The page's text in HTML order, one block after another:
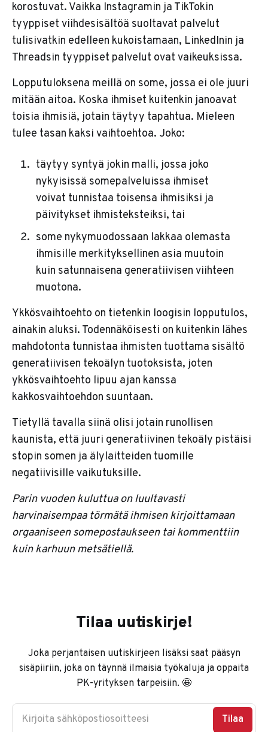
korostuvat. Vaikka Instagramin ja TikTokin
tyyppiset viihdesisältöä suoltavat palvelut
tulisivatkin edelleen kukoistamaan, LinkedInin ja
Threadsin tyyppiset palvelut ovat vaikeuksissa.
Lopputuloksena meillä on some, jossa ei ole juuri
mitään aitoa. Koska ihmiset kuitenkin janoavat
toisia ihmisiä, jotain täytyy tapahtua. Mieleen
tulee tasan kaksi vaihtoehtoa. Joko:
täytyy syntyä jokin malli, jossa joko
nykyisissä somepalveluissa ihmiset
voivat tunnistaa toisensa ihmisiksi ja
päivitykset ihmisteksteiksi, tai
some nykymuodossaan lakkaa olemasta
ihmisille merkityksellinen asia muutoin
kuin satunnaisena generatiivisen viihteen
muotona.
Ykkösvaihtoehto on tietenkin loogisin lopputulos,
ainakin aluksi. Todennäköisesti on kuitenkin lähes
mahdotonta tunnistaa ihmisten tuottama sisältö
generatiivisen tekoälyn tuotoksista, joten
ykkösvaihtoehto lipuu ajan kanssa
kakkosvaihtoehdon suuntaan.
Tietyllä tavalla siinä olisi jotain runollisen
kaunista, että juuri generatiivinen tekoäly pistäisi
stopin somen ja älylaitteiden tuomille
negatiivisille vaikutuksille.
Parin vuoden kuluttua on luultavasti
harvinaisempaa törmätä ihmisen kirjoittamaan
orgaaniseen somepostaukseen tai kommenttiin
kuin karhuun metsätiellä.
Tilaa uutiskirje!
Joka perjantaisen uutiskirjeen lisäksi saat pääsyn
sisäpiiriin, joka on täynnä ilmaisia työkaluja ja oppaita
PK-yrityksen tarpeisiin. 🤩
Kirjoita sähköpostiosoitteesi Tilaa